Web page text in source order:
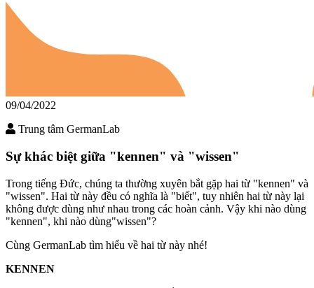
09/04/2022
Trung tâm GermanLab
Sự khác biệt giữa "kennen" và "wissen"
Trong tiếng Đức, chúng ta thường xuyên bắt gặp hai từ "kennen" và
"wissen". Hai từ này đều có nghĩa là "biết", tuy nhiên hai từ này lại
không được dùng như nhau trong các hoàn cảnh. Vậy khi nào dùng
"kennen", khi nào dùng"wissen"?
Cùng GermanLab tìm hiểu về hai từ này nhé!
KENNEN